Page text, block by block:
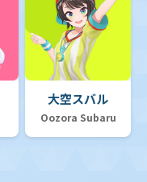
大空スバル
Oozora Subaru